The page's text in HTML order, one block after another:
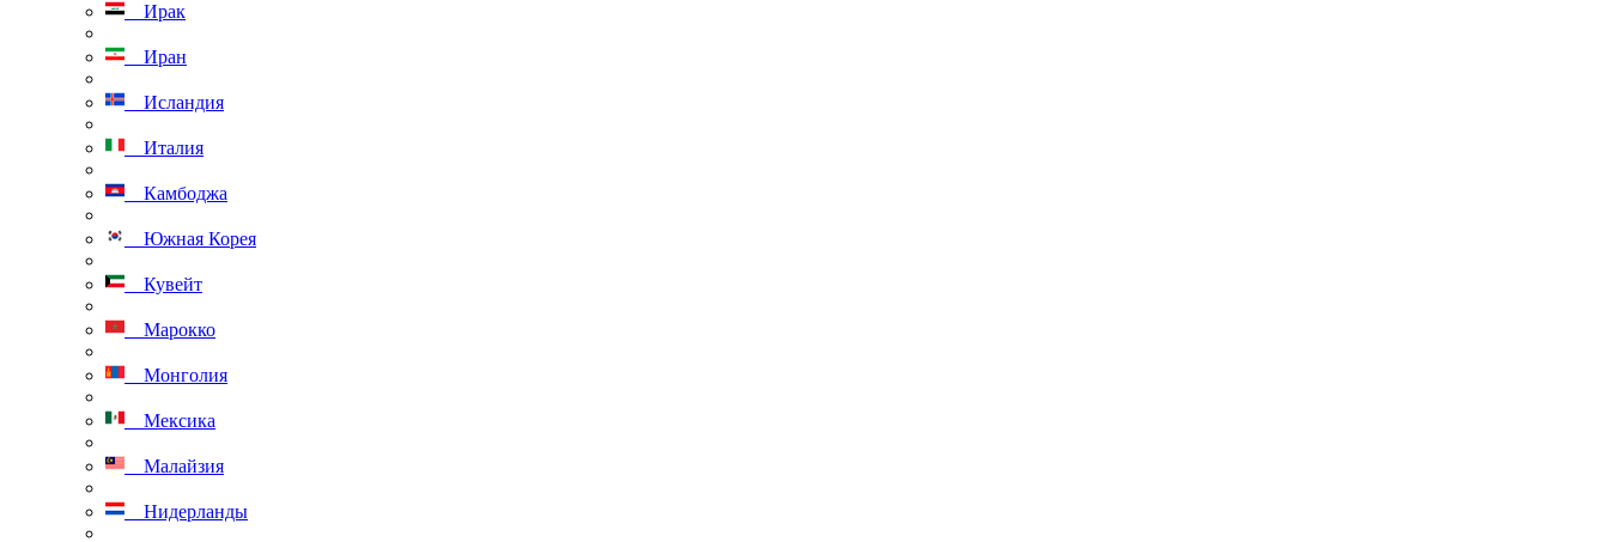
Ирак
Иран
Исландия
Италия
Камбоджа
Южная Корея
Кувейт
Марокко
Монголия
Мексика
Малайзия
Нидерланды